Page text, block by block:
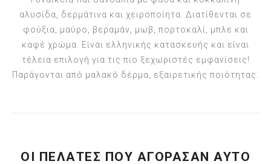
αλυσίδα, δερμάτινα και χειροποίητα. Διατίθενται σε
φούξια, μαύρο, βεραμάν, μωβ, πορτοκαλί, μπλε και
καφέ χρώμα. Είναι ελληνικής κατασκευής και είναι
τέλεια επιλογή για τις πιο ξεχωριστές εμφανίσεις!
Παράγονται από μαλακό δέρμα, εξαιρετικής ποιότητας.
ΟΙ ΠΕΛΆΤΕΣ ΠΟΥ ΑΓΌΡΑΣΑΝ ΑΥΤΌ